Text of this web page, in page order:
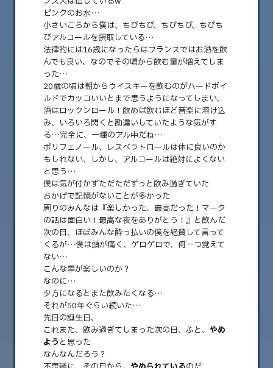
僕はお酒が大好き 小さい頃のディナー時、僕の水はピンク色だったんだ
ww 父がワインを少し入れていたか……
2026.08
2026.07
2026.06
2026.05
2026.04
2026.03
2026.02
2026.01
2025.12
2025.11
2025.10
2025.09
ピンクのお水…
小さいこらから僕は、ちびちび、ちびちび、ちびち
びアルコールを摂取している…
法律的には16歳になったらはフランスではお酒を飲
んでも良い、なのでその頃から飲む量が増えてしま
った…
20歳の頃は朝からウイスキーを飲むのがハードボイ
ルドでカッコいいとまで思うようになってしまい、
酒はロックンロール！飲めば飲むほど音楽に溶け込
み、いろいろ閃くと勘違いしていたような気がす
る…完全に、一種のアル中だね…
ポリフェノール、レスベラトロールは体に良いのか
もしれない、しかし、アルコールは絶対によくない
と思う…
僕は気が付かずただただずっと飲み過ぎていた
おかげで記憶がないことが多かった
周りのみんなは『楽しかった、最高だった！マーク
の話は面白い！最高な夜をありがとう！』と飲んだ
次の日、ほぼみんな酔っ払いの僕を絶賛して言って
くるが…僕は頭が痛く、ゲロゲロで、何一つ覚えて
ない…
こんな事が楽しいのか？
なのに…
夕方になるとまた飲みたくなる…
それが50年ぐらい続いた…
先日の誕生日、
これまた、飲み過ぎてしまった次の日、ふと、やめ
よう と思った
なんなんだろう？